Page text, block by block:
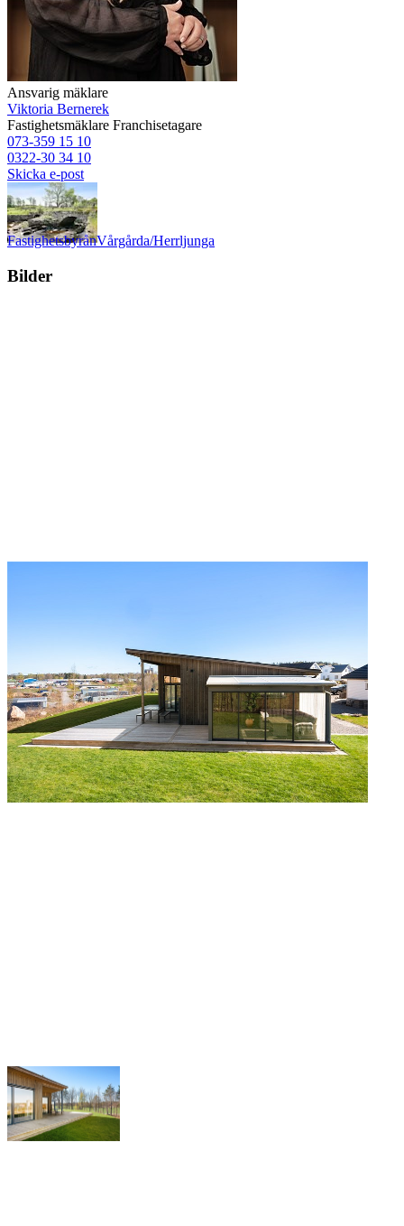
Ansvarig mäklare
Viktoria Bernerek
Fastighetsmäklare Franchisetagare
073-359 15 10
0322-30 34 10
Skicka e-post
FastighetsbyrånVårgårda/Herrljunga
Bilder